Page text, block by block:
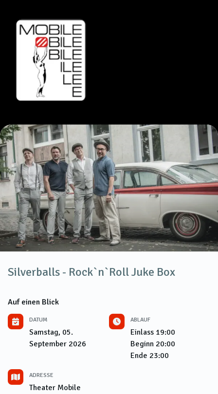
Silverballs - Rock`n`Roll Juke Box
Auf einen Blick
DATUM
Samstag, 05.
September 2026
ABLAUF
Einlass 19:00
Beginn 20:00
Ende 23:00
ADRESSE
Theater Mobile